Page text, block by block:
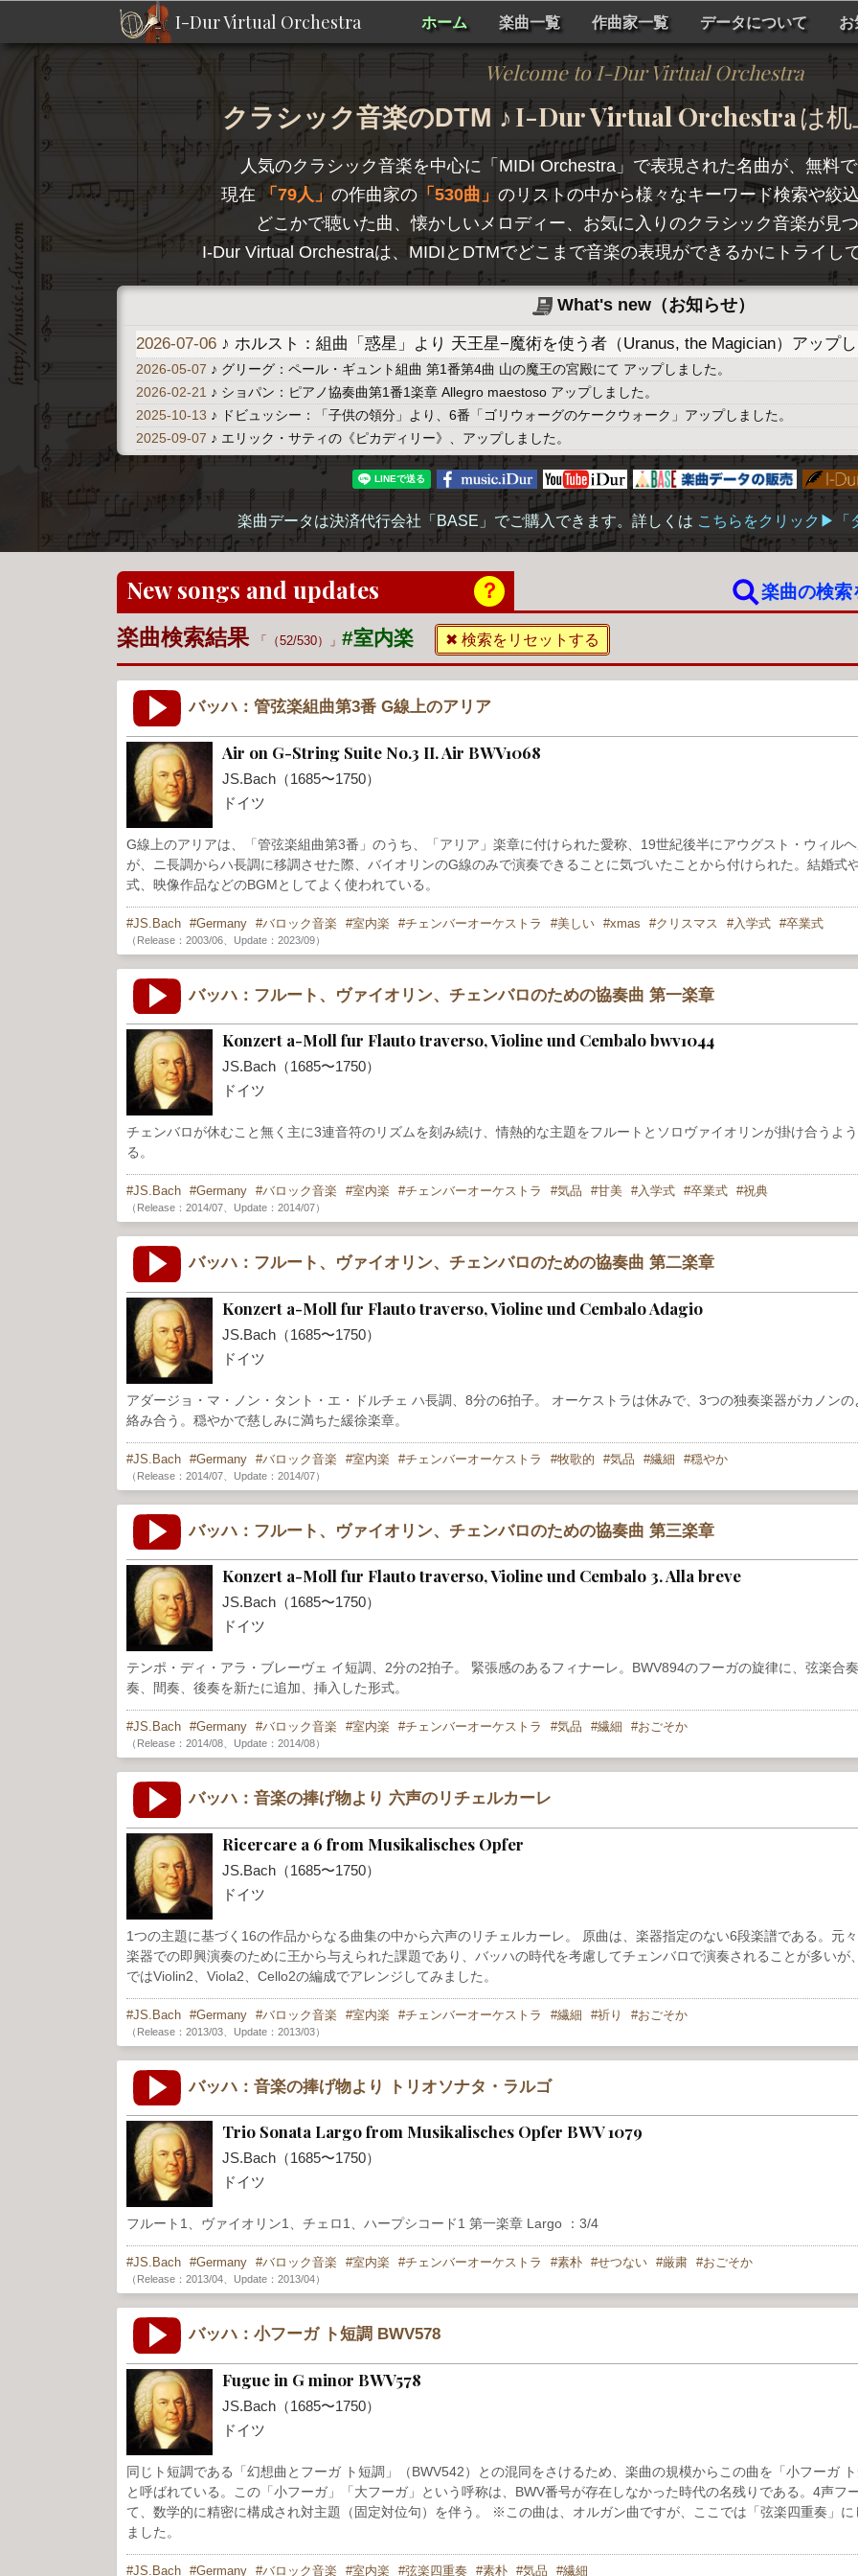
I-Dur Virtual Orchestra ホーム 楽曲一覧 作曲家一覧 データについて お
Welcome to I-Dur Virtual Orchestra
クラシック音楽のDTM ♪ I-Dur Virtual Orchestraは
人気のクラシック音楽を中心に「 MIDI Orchestra 」で表現された名曲が、無料
現在
79人 の作曲家の 530曲
のリストの中から様々なキーワード検索や絞
どこかで聴いた曲、懐かしいメロディー、お気に入りのクラシック音楽が見
I-Dur Virtual Orchestraは、MIDIとDTMでどこまで音楽の表現ができるかにトライし
What's new（お知らせ）
2026-07-06 ♪ ホルスト：組曲「惑星」より 天王星−魔術を使う者（Uranus, the Magician）アップし
2026-05-07 ♪ グリーグ：ペール・ギュント組曲 第1番第4曲 山の魔王の宮殿にて アップしました。
2026-02-21 ♪ ショパン：ピアノ協奏曲第1番1楽章 Allegro maestoso アップしました。
2025-10-13 ♪ ドビュッシー：「子供の領分」より、6番「ゴリウォーグのケークウォーク」アップしました。
2025-09-07 ♪ エリック・サティの《ピカディリー》、アップしました。
楽曲データは決済代行会社「BASE」でご購入できます。詳しくは こちらをクリック▶︎「
New songs and updates ？ 楽曲の検索
楽曲検索結果 （52/530） #室内楽 ✖ 検索をリセットする
バッハ：管弦楽組曲第3番 G線上のアリア
Air on G-String Suite No.3 II. Air BWV1068
JS.Bach（1685〜1750）
ドイツ
G線上のアリアは、「管弦楽組曲第3番」のうち、「アリア」楽章に付けられた愛称、19世紀後半にアウグスト・ウィルヘ
が、ニ長調からハ長調に移調させた際、バイオリンのG線のみで演奏できることに気づいたことから付けられた。結婚式
式、映像作品などのBGMとしてよく使われている。
JS.Bach Germany バロック音楽 室内楽 チェンバーオーケストラ 美しい xmas クリスマス 入学式 卒業式
（Release：2003/06、Update：2023/09）
バッハ：フルート、ヴァイオリン、チェンバロのための協奏曲 第一楽章
Konzert a-Moll fur Flauto traverso, Violine und Cembalo bwv1044
JS.Bach（1685〜1750）
ドイツ
チェンバロが休むこと無く主に3連音符のリズムを刻み続け、情熱的な主題をフルートとソロヴァイオリンが掛け合うよ
る。
JS.Bach Germany バロック音楽 室内楽 チェンバーオーケストラ 気品 甘美 入学式 卒業式 祝典
（Release：2014/07、Update：2014/07）
バッハ：フルート、ヴァイオリン、チェンバロのための協奏曲 第二楽章
Konzert a-Moll fur Flauto traverso, Violine und Cembalo Adagio
JS.Bach（1685〜1750）
ドイツ
アダージョ・マ・ノン・タント・エ・ドルチェ ハ長調、8分の6拍子。 オーケストラは休みで、3つの独奏楽器がカノンの
絡み合う。穏やかで慈しみに満ちた緩徐楽章。
JS.Bach Germany バロック音楽 室内楽 チェンバーオーケストラ 牧歌的 気品 繊細 穏やか
（Release：2014/07、Update：2014/07）
バッハ：フルート、ヴァイオリン、チェンバロのための協奏曲 第三楽章
Konzert a-Moll fur Flauto traverso, Violine und Cembalo 3. Alla breve
JS.Bach（1685〜1750）
ドイツ
テンポ・ディ・アラ・ブレーヴェ イ短調、2分の2拍子。 緊張感のあるフィナーレ。BWV894のフーガの旋律に、弦楽合
奏、間奏、後奏を新たに追加、挿入した形式。
JS.Bach Germany バロック音楽 室内楽 チェンバーオーケストラ 気品 繊細 おごそか
（Release：2014/08、Update：2014/08）
バッハ：音楽の捧げ物より 六声のリチェルカーレ
Ricercare a 6 from Musikalisches Opfer
JS.Bach（1685〜1750）
ドイツ
1つの主題に基づく16の作品からなる曲集の中から六声のリチェルカーレ。 原曲は、楽器指定のない6段楽譜である。元
楽器での即興演奏のために王から与えられた課題であり、バッハの時代を考慮してチェンバロで演奏されることが多いが
ではViolin2、Viola2、Cello2の編成でアレンジしてみました。
JS.Bach Germany バロック音楽 室内楽 チェンバーオーケストラ 繊細 祈り おごそか
（Release：2013/03、Update：2013/03）
バッハ：音楽の捧げ物より トリオソナタ・ラルゴ
Trio Sonata Largo from Musikalisches Opfer BWV 1079
JS.Bach（1685〜1750）
ドイツ
フルート1、ヴァイオリン1、チェロ1、ハープシコード1 第一楽章 Largo ：3/4
JS.Bach Germany バロック音楽 室内楽 チェンバーオーケストラ 素朴 せつない 厳粛 おごそか
（Release：2013/04、Update：2013/04）
バッハ：小フーガ ト短調 BWV578
Fugue in G minor BWV578
JS.Bach（1685〜1750）
ドイツ
同じト短調である「幻想曲とフーガ ト短調」（BWV542）との混同をさけるため、楽曲の規模からこの曲を「小フーガ ト
と呼ばれている。この「小フーガ」「大フーガ」という呼称は、BWV番号が存在しなかった時代の名残りである。4声フ
て、数学的に精密に構成され対主題（固定対位句）を伴う。 ※この曲は、オルガン曲ですが、ここでは「弦楽四重奏」に
ました。
JS.Bach Germany バロック音楽 室内楽 弦楽四重奏 素朴 気品 繊細